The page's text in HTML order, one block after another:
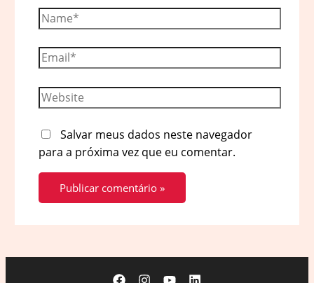
Name*
Email*
Website
Salvar meus dados neste navegador
para a próxima vez que eu comentar.